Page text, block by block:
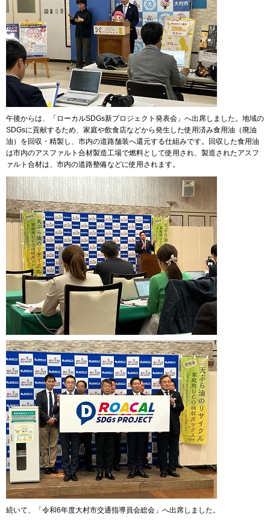
午後からは、「ローカルSDGs新プロジェクト発表会」へ出席しました。地域の
SDGsに貢献するため、家庭や飲食店などから発生した使用済み食用油（廃油
油）を回収・精製し、市内の道路舗装へ還元する仕組みです。回収した食用油
は市内のアスファルト合材製造工場で燃料として使用され、製造されたアスフ
ァルト合材は、市内の道路整備などに使用されます。
続いて、「令和6年度大村市交通指導員会総会」へ出席しました。